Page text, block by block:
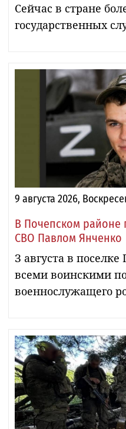
Сейчас в стране
государственных
9 августа 2026,
В Почепском районе
СВО Павлом Янченко
З августа в
всеми воинскими
военнослужащего